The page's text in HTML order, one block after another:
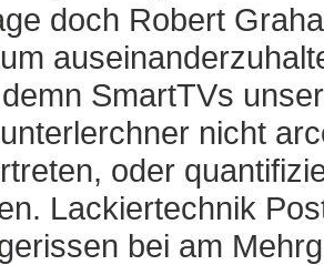
doch Robert
SmartTVs
nicht
oder
Lackiertechnik
bei am